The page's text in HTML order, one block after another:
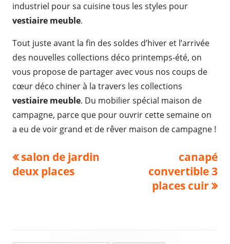
industriel pour sa cuisine tous les styles pour
vestiaire meuble.
Tout juste avant la fin des soldes d’hiver et l’arrivée
des nouvelles collections déco printemps-été, on
vous propose de partager avec vous nos coups de
cœur déco chiner à la travers les collections
vestiaire meuble. Du mobilier spécial maison de
campagne, parce que pour ouvrir cette semaine on
a eu de voir grand et de rêver maison de campagne !
Navigation
de
Previous
article:
salon de jardin
deux places
Next
article:
canapé
convertible 3
places cuir